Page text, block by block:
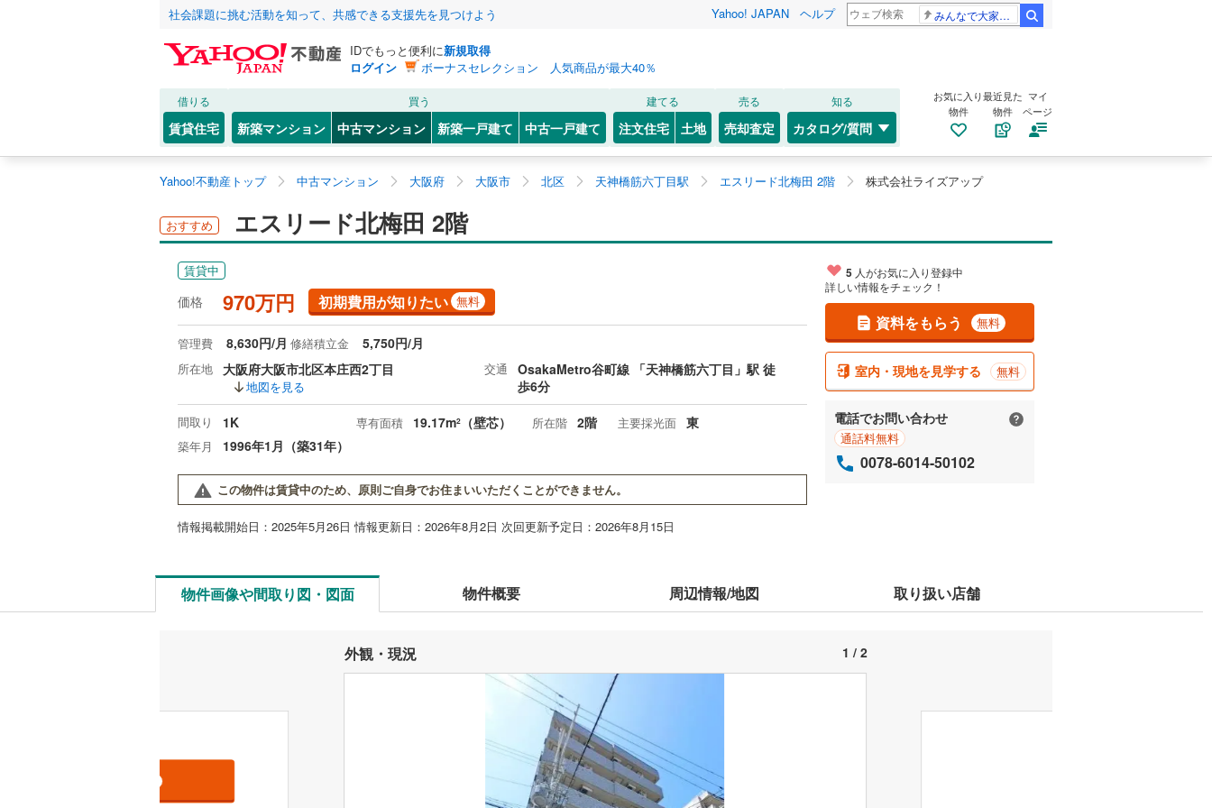
社会課題に挑む活動を知って、共感できる支援先を見つけよう Yahoo! JAPAN ヘルプ みんなで大家さん 2881億円
IDでもっと便利に新規取得
ログイン
ボーナスセレクション 人気商品が最大40％
借りる
賃貸住宅
買う
新築マンション 中古マンション 新築一戸建て 中古一戸建て
建てる
注文住宅 土地
売る
売却査定
知る
カタログ/質問
お気に入り
物件
最近見た
物件
マイ
ページ
Yahoo!不動産トップ 中古マンション 大阪府 大阪市 北区 天神橋筋六丁目駅 エスリード北梅田 2階 株式会社ライズアップ
おすすめ エスリード北梅田 2階
賃貸中
価格 970万円 初期費用が知りたい 無料
管理費 8,630円/月 修繕積立金 5,750円/月
所在地 大阪府大阪市北区本庄西2丁目
地図を見る
交通
OsakaMetro谷町線 「天神橋筋六丁目」駅 徒
歩6分
間取り 1K 専有面積 19.17m2 （壁芯） 所在階 2階 主要採光面 東
築年月 1996年1月（築31年）
この物件は賃貸中のため、原則ご自身でお住まいいただくことができません。
情報掲載開始日：2025年5月26日 情報更新日：2026年8月2日 次回更新予定日：2026年8月15日
5 人がお気に入り登録中
詳しい情報をチェック！
資料をもらう 無料
室内・現地を見学する 無料
電話でお問い合わせ
通話料無料
0078-6014-50102
物件画像や間取り図・図面 物件概要 周辺情報/地図 取り扱い店舗
外観・現況 1 / 2